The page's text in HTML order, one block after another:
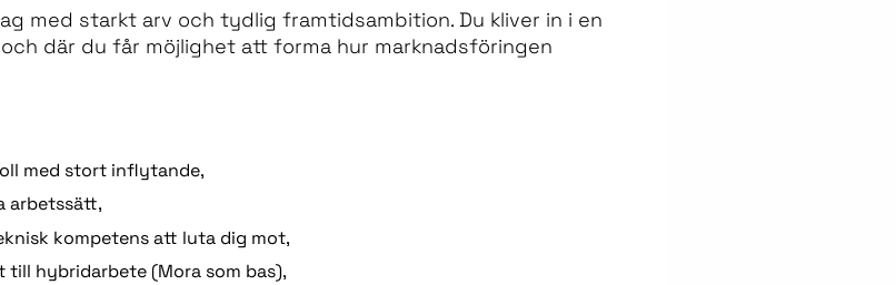
med starkt arv och tydlig framtidsambition. Du kliver in i en
där du får möjlighet att forma hur marknadsföringen
med stort inflytande,
arbetssätt,
kompetens att luta dig mot,
hybridarbete (Mora som bas),